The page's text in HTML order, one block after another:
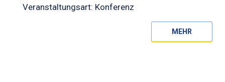
Veranstaltungsart: Konferenz
MEHR